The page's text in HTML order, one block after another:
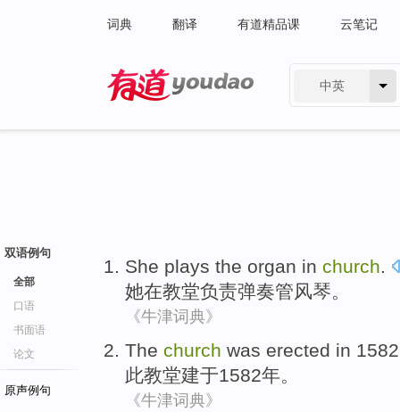
词典 翻译 有道精品课 云笔记
中英
双语例句
全部
口语
书面语
论文
原声例句
She plays the organ in church.
她在教堂负责弹奏管风琴。
《牛津词典》
The church was erected in
此教堂建于1582年。
《牛津词典》